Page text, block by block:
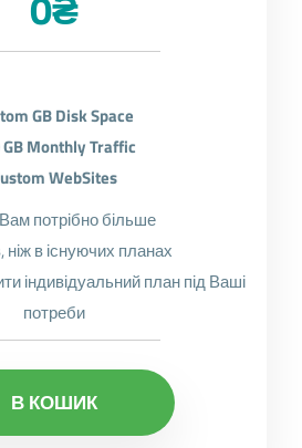
GB Disk Space
GB Monthly Traffic
WebSites
потрібно більше
ніж в існуючих планах
індивідуальний план під Ваші
потреби
В КОШИК